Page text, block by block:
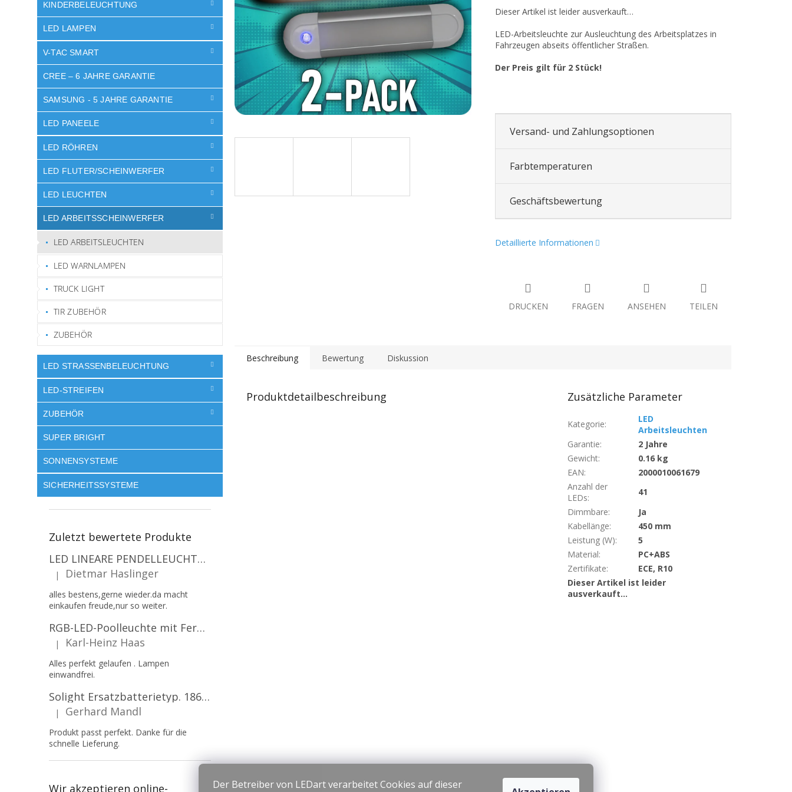
Der Betreiber von LEDart verarbeitet Cookies auf dieser
KINDERBELEUCHTUNG
LED LAMPEN
V-TAC SMART
CREE – 6 JAHRE GARANTIE
SAMSUNG - 5 JAHRE GARANTIE
LED PANEELE
LED RÖHREN
LED FLUTER/SCHEINWERFER
LED LEUCHTEN
LED ARBEITSSCHEINWERFER
LED ARBEITSLEUCHTEN
LED WARNLAMPEN
TRUCK LIGHT
TIR ZUBEHÖR
ZUBEHÖR
LED STRASSENBELEUCHTUNG
LED-STREIFEN
ZUBEHÖR
SUPER BRIGHT
SONNENSYSTEME
SICHERHEITSSYSTEME
Zuletzt bewertete Produkte
LED LINEARE PENDELLEUCHTE EXECULINE 120CM, 30W, 3750LM, 96°, 4000K, IP20, WEISS [207806]
Die Produktbewertung beträgt 5 von 5 Sternen.
| Dietmar Haslinger
alles bestens,gerne wieder.da macht
einkaufen freude,nur so weiter.
RGB-LED-Poolleuchte mit Fernbedienung, 12W, 1260lm, PAR56, 12V, 1+1 gratis!
Die Produktbewertung beträgt 5 von 5 Sternen.
| Karl-Heinz Haas
Alles perfekt gelaufen . Lampen
einwandfrei.
Solight Ersatzbatterietyp. 18650, 3,7 V, Li-Ion, 2200 mAh [WN900]
Die Produktbewertung beträgt 5 von 5 Sternen.
| Gerhard Mandl
Produkt passt perfekt. Danke für die
schnelle Lieferung.
Wir akzeptieren online-
Dieser Artikel ist leider ausverkauft…
LED-Arbeitsleuchte zur Ausleuchtung des Arbeitsplatzes in
Fahrzeugen abseits öffentlicher Straßen.
Der Preis gilt für 2 Stück!
Versand- und Zahlungsoptionen
Farbtemperaturen
Geschäftsbewertung
Detaillierte Informationen
DRUCKEN FRAGEN ANSEHEN TEILEN
Beschreibung Bewertung Diskussion
Produktdetailbeschreibung Zusätzliche Parameter
Kategorie:
LED
Arbeitsleuchten
Garantie:
2 Jahre
Gewicht:
0.16 kg
EAN:
2000010061679
Anzahl der
LEDs:
41
Dimmbare:
Ja
Kabellänge:
450 mm
Leistung (W):
5
Material:
PC+ABS
Zertifikate:
ECE, R10
Dieser Artikel ist leider
ausverkauft…